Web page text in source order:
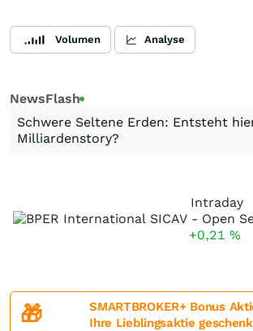
Volumen Analyse
NewsFlash
Schwere Seltene Erden: Entsteht
Milliardenstory?
Intraday
+0,21 %
🎁
SMARTBROKER+ Bonus
Ihre Lieblingsaktie